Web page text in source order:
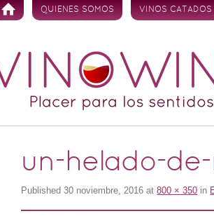
to content
QUIENES SOMOS VINOS CATADOS
un-helado-
Published30 noviembre, 2016 at800 × 350 in